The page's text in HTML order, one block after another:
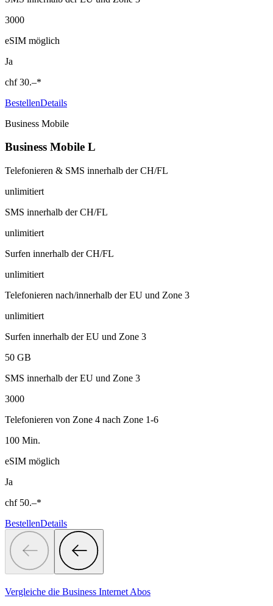
3000
eSIM möglich
Ja
chf 30.–*
BestellenDetails
Business Mobile
Business Mobile L
Telefonieren & SMS innerhalb der CH/FL
unlimitiert
SMS innerhalb der CH/FL
unlimitiert
Surfen innerhalb der CH/FL
unlimitiert
Telefonieren nach/innerhalb der EU und Zone 3
unlimitiert
Surfen innerhalb der EU und Zone 3
50 GB
SMS innerhalb der EU und Zone 3
3000
Telefonieren von Zone 4 nach Zone 1-6
100 Min.
eSIM möglich
Ja
chf 50.–*
BestellenDetails
Vergleiche die Business Internet Abos